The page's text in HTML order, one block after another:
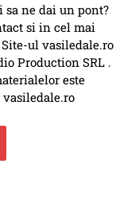
ne dai un pont?
si in cel mai
ul vasiledale.ro
Production SRL .
este